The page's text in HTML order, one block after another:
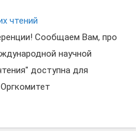
чтений
Сообщаем Вам, про
научной
доступна для